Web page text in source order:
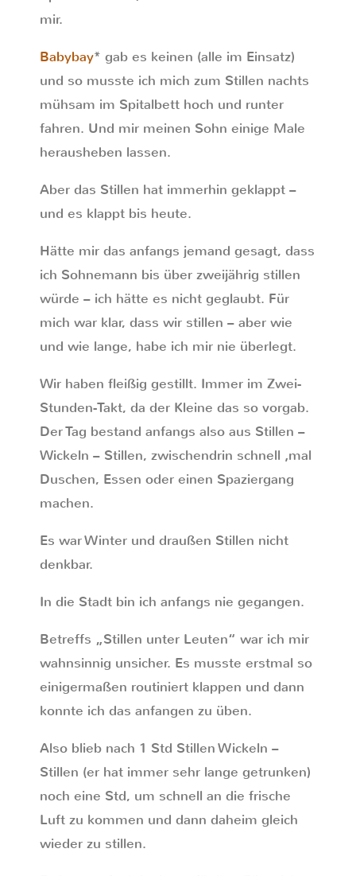
mir.
Babybay* gab es keinen (alle im Einsatz)
und so musste ich mich zum Stillen nachts
mühsam im Spitalbett hoch und runter
fahren. Und mir meinen Sohn einige Male
herausheben lassen.
Aber das Stillen hat immerhin geklappt –
und es klappt bis heute.
Hätte mir das anfangs jemand gesagt, dass
ich Sohnemann bis über zweijährig stillen
würde – ich hätte es nicht geglaubt. Für
mich war klar, dass wir stillen – aber wie
und wie lange, habe ich mir nie überlegt.
Wir haben fleißig gestillt. Immer im Zwei-
Stunden-Takt, da der Kleine das so vorgab.
Der Tag bestand anfangs also aus Stillen –
Wickeln – Stillen, zwischendrin schnell ‚mal
Duschen, Essen oder einen Spaziergang
machen.
Es war Winter und draußen Stillen nicht
denkbar.
In die Stadt bin ich anfangs nie gegangen.
Betreffs „Stillen unter Leuten“ war ich mir
wahnsinnig unsicher. Es musste erstmal so
einigermaßen routiniert klappen und dann
konnte ich das anfangen zu üben.
Also blieb nach 1 Std Stillen Wickeln –
Stillen (er hat immer sehr lange getrunken)
noch eine Std, um schnell an die frische
Luft zu kommen und dann daheim gleich
wieder zu stillen.